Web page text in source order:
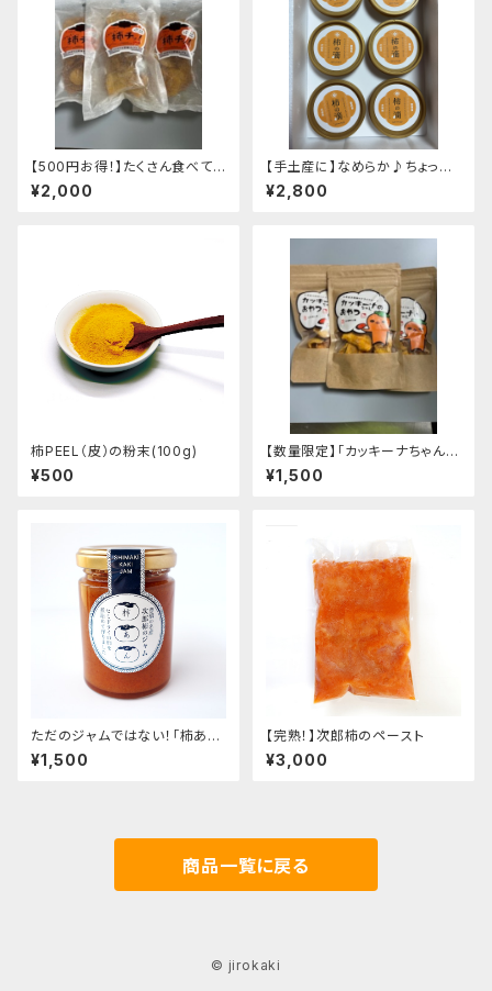
【500円お得！】たくさん食べても
罪悪感なし！次郎柿のスナック菓
子「柿チッ」5袋
¥2,000
【手土産に】なめらか♪ちょっぴ
り贅沢♪次郎柿のジェラート「柿
の滴」
¥2,800
柿PEEL（皮）の粉末(100g)
¥500
【数量限定】「カッキーナちゃんの
おやつ（ドライ柿）」３袋セット
¥1,500
ただのジャムではない！「柿あん
ジャム」
¥1,500
【完熟！】次郎柿のペースト
¥3,000
商品一覧に戻る
© jirokaki